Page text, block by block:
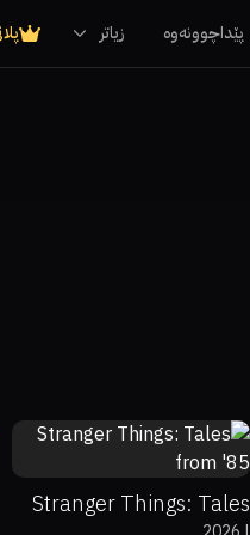
پێداچوونەوە زیاتر
5.5
0%
0%
Stranger Things: Tales
8.7
99%
0%